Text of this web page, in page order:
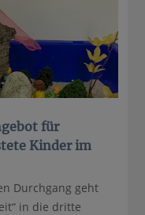
für
Kinder im
Durchgang geht
in die dritte